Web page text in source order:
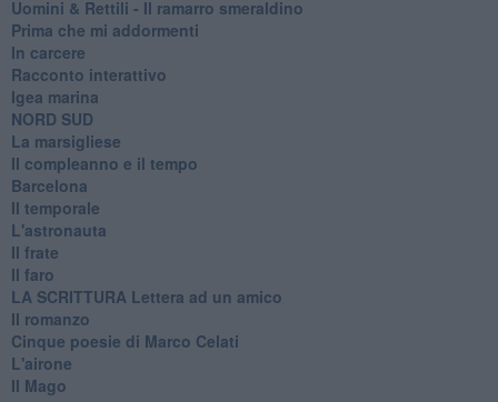
Uomini & Rettili - Il ramarro smeraldino
Prima che mi addormenti
In carcere
Racconto interattivo
Igea marina
​NORD SUD
La marsigliese
Il compleanno e il tempo
Barcelona
Il temporale
L'astronauta
Il frate
Il faro
​LA SCRITTURA Lettera ad un amico
Il romanzo
Cinque poesie di Marco Celati
L'airone
Il Mago